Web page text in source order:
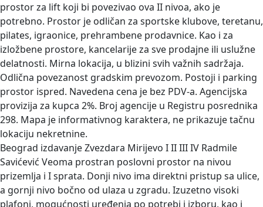
prostor za lift koji bi povezivao ova II nivoa, ako je
potrebno. Prostor je odličan za sportske klubove, teretanu,
pilates, igraonice, prehrambene prodavnice. Kao i za
izložbene prostore, kancelarije za sve prodajne ili uslužne
delatnosti. Mirna lokacija, u blizini svih važnih sadržaja.
Odlična povezanost gradskim prevozom. Postoji i parking
prostor ispred. Navedena cena je bez PDV-a. Agencijska
provizija za kupca 2%. Broj agencije u Registru posrednika
298. Mapa je informativnog karaktera, ne prikazuje tačnu
lokaciju nekretnine.
Beograd izdavanje Zvezdara Mirijevo I II III IV Radmile
Savićević Veoma prostran poslovni prostor na nivou
prizemlja i I sprata. Donji nivo ima direktni pristup sa ulice,
a gornji nivo bočno od ulaza u zgradu. Izuzetno visoki
plafoni, mogućnosti uređenja po potrebi i izboru, kao i